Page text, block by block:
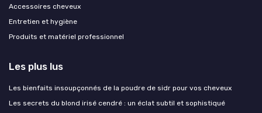
Accessoires cheveux
Entretien et hygiène
Produits et matériel professionnel
Les plus lus
Les bienfaits insoupçonnés de la poudre de sidr pour vos cheveux
Les secrets du blond irisé cendré : un éclat subtil et sophistiqué